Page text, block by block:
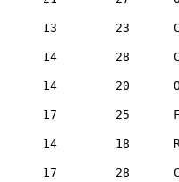
13        23
14        28
14        20
17        25
14        18
17        28